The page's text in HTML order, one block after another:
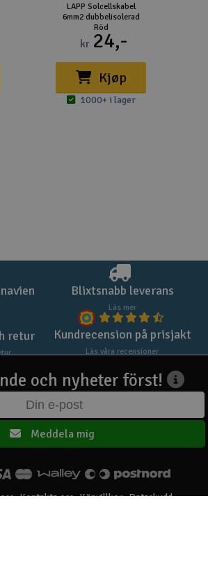
LAPP Solcellskabel
6mm2 dubbelisolerad
Röd
kr 24,-
Kjøp
1000+ i lager
Blixtsnabb leverans
Läs mer
retur Kundrecension på prisjakt
Läs våra recensioner
och nyheter först!
Meddela mig
Kontakta oss Köpvillkor Dataskydd